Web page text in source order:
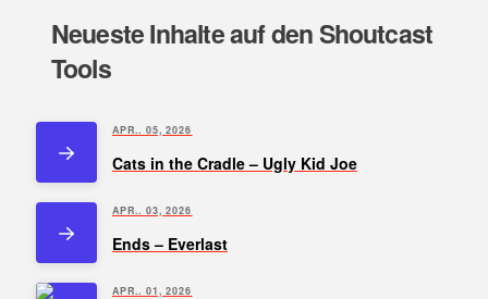
Neueste Inhalte auf den Shoutcast
Tools
APR.. 05, 2026
Cats in the Cradle – Ugly Kid Joe
APR.. 03, 2026
Ends – Everlast
APR.. 01, 2026